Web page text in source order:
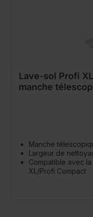
Lave-sol Profi
manche
Manche
Largeur de
Compatible avec
XL/Profi Compact